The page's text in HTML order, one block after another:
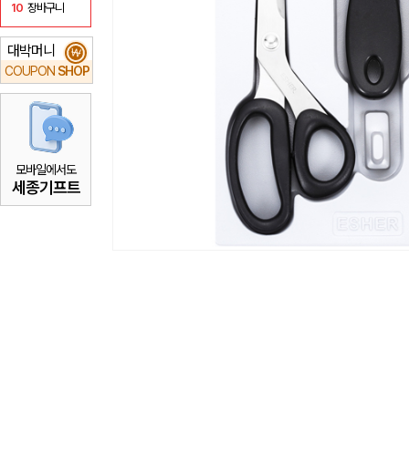
10 장바구니
대박머니
COUPON SHOP
₩
모바일에서도
세종기프트